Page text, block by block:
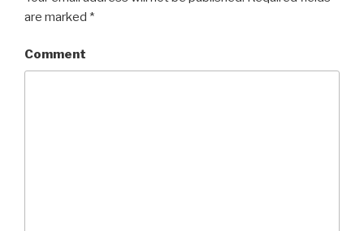
are marked *
Comment